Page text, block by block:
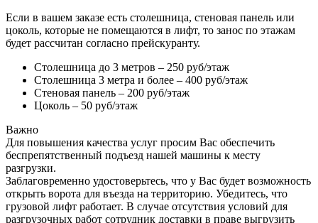
Если в вашем заказе есть столешница, стеновая панель или
цоколь, которые не помещаются в лифт, то занос по этажам
будет рассчитан согласно прейскуранту.
Столешница до 3 метров – 250 руб/этаж
Столешница 3 метра и более – 400 руб/этаж
Стеновая панель – 200 руб/этаж
Цоколь – 50 руб/этаж
Важно
Для повышения качества услуг просим Вас обеспечить
беспрепятственный подъезд нашей машины к месту
разгрузки.
Заблаговременно удостоверьтесь, что у Вас будет возможность
открыть ворота для въезда на территорию. Убедитесь, что
грузовой лифт работает. В случае отсутствия условий для
разгрузочных работ сотрудник доставки в праве выгрузить